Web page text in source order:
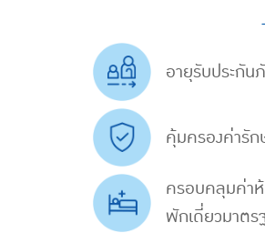
อายุรับประกั
คุ้มครองค่ารั
ครอบคลุมค่าห้
พักเดี่ยวมาตร